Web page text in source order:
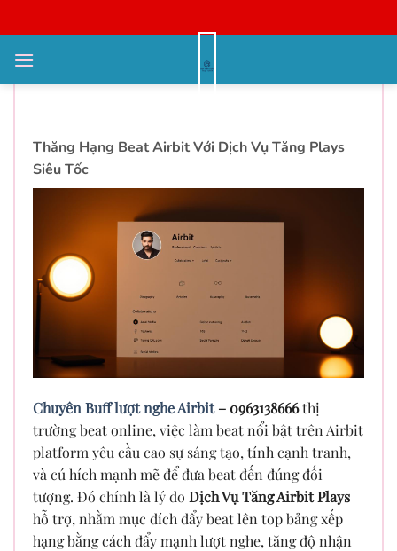
qua
nội
Giá tăng người nghe Airbit –
Thăng Hạng Beat Airbit Với Dịch Vụ Tăng Plays
Siêu Tốc
Chuyên Buff lượt nghe Airbit– 0963138666thị
trường beat online, việc làm beat nổi bật trên Airbit
platform yêu cầu cao sự sáng tạo, tính cạnh tranh,
và cú hích mạnh mẽ để đưa beat đến đúng đối
tượng. Đó chính là lý do Dịch Vụ Tăng Airbit Plays
hỗ trợ, nhằm mục đích đẩy beat lên top bảng xếp
hạng bằng cách đẩy mạnh lượt nghe, tăng độ nhận